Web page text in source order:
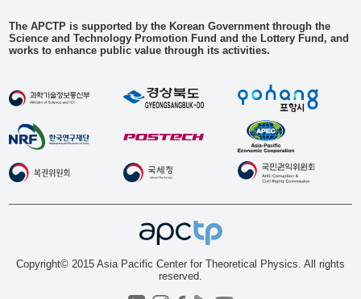
The APCTP is supported by the Korean Government through the
Science and Technology Promotion Fund and the Lottery Fund, and
works to enhance public value through its activities.
Copyright© 2015 Asia Pacific Center for Theoretical Physics. All rights
reserved.